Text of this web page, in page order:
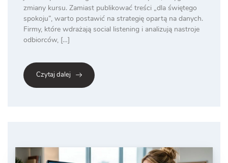
zmiany kursu. Zamiast publikować treści „dla świętego
spokoju”, warto postawić na strategię opartą na danych.
Firmy, które wdrażają social listening i analizują nastroje
odbiorców, […]
Czytaj dalej